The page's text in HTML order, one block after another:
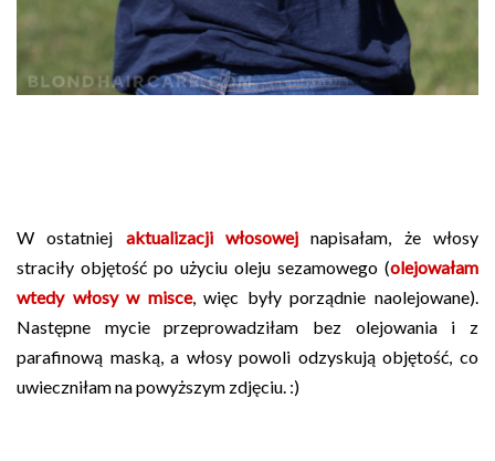
W ostatniej aktualizacji włosowej napisałam, że włosy
straciły objętość po użyciu oleju sezamowego (olejowałam
wtedy włosy w misce, więc były porządnie naolejowane).
Następne mycie przeprowadziłam bez olejowania i z
parafinową maską, a włosy powoli odzyskują objętość, co
uwieczniłam na powyższym zdjęciu. :)